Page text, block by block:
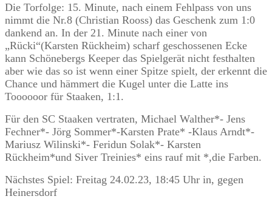
Die Torfolge: 15. Minute, nach einem Fehlpass von uns
nimmt die Nr.8 (Christian Rooss) das Geschenk zum 1:0
dankend an. In der 21. Minute nach einer von
„Rücki“(Karsten Rückheim) scharf geschossenen Ecke
kann Schönebergs Keeper das Spielgerät nicht festhalten
aber wie das so ist wenn einer Spitze spielt, der erkennt die
Chance und hämmert die Kugel unter die Latte ins
Toooooor für Staaken, 1:1.
Für den SC Staaken vertraten, Michael Walther*- Jens
Fechner*- Jörg Sommer*-Karsten Prate* -Klaus Arndt*-
Mariusz Wilinski*- Feridun Solak*- Karsten
Rückheim*und Siver Treinies* eins rauf mit *,die Farben.
Nächstes Spiel: Freitag 24.02.23, 18:45 Uhr in, gegen
Heinersdorf